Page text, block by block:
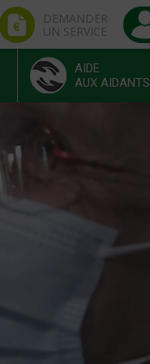
DEMANDER
UN SERVICE
AIDE
AUX AIDANTS